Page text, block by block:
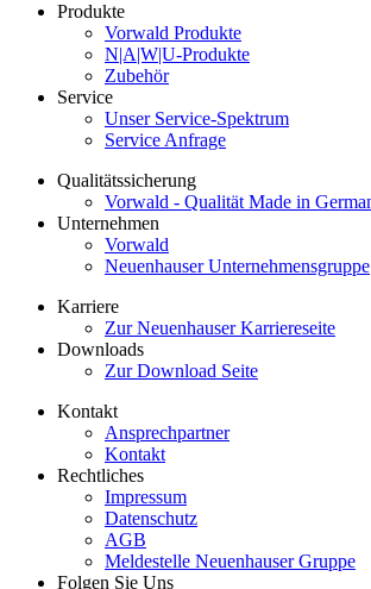
Produkte
Vorwald Produkte
N|A|W|U-Produkte
Zubehör
Service
Unser Service-Spektrum
Service Anfrage
Qualitätssicherung
Vorwald - Qualität Made in
Unternehmen
Vorwald
Neuenhauser Unternehmensgruppe
Karriere
Zur Neuenhauser Karriereseite
Downloads
Zur Download Seite
Kontakt
Ansprechpartner
Kontakt
Rechtliches
Impressum
Datenschutz
AGB
Meldestelle Neuenhauser Gruppe
Folgen Sie Uns